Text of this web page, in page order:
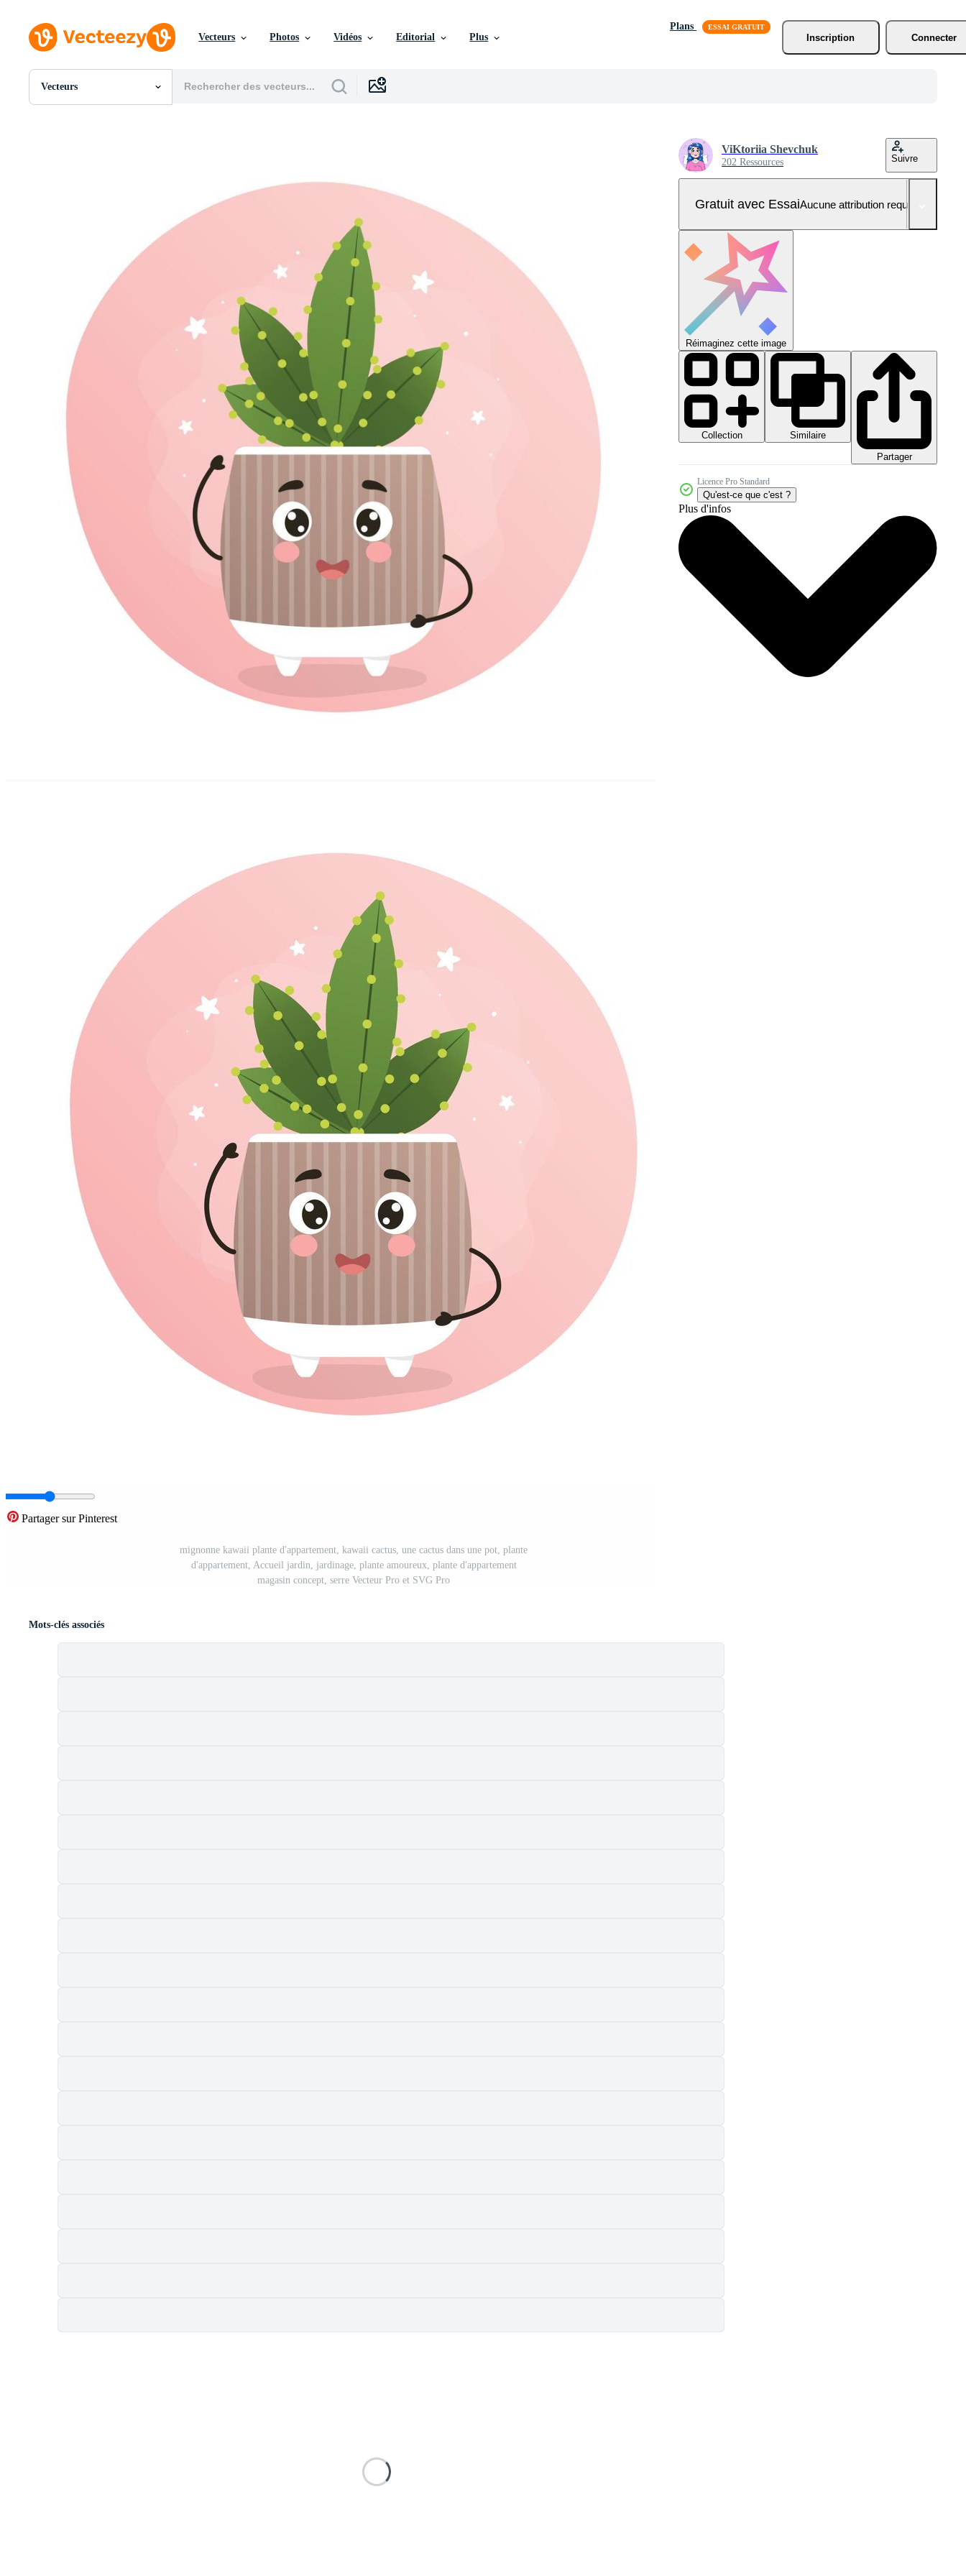
Vecteurs Photos Vidéos Editorial Plus
Plans
Inscription
Connecter
Vecteurs
Toutes Images
Événements Éditoriaux
Partager sur Pinterest
mignonne kawaii plante d'appartement, kawaii cactus, une cactus dans une pot, plante
d'appartement, Accueil jardin, jardinage, plante amoureux, plante d'appartement
magasin concept, serre Vecteur Pro et SVG Pro
ViKtoriia Shevchuk
202 Ressources Suivre
Gratuit avec EssaiAucune attribution requise
Réimaginez cette image
Collection
Similaire
Partager
Licence Pro Standard
Qu'est-ce que c'est ?
Plus d'infos
Mots-clés associés